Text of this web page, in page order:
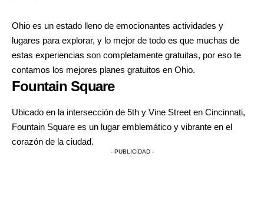
Ohio es un estado lleno de emocionantes actividades y
lugares para explorar, y lo mejor de todo es que muchas de
estas experiencias son completamente gratuitas, por eso te
contamos los mejores planes gratuitos en Ohio.
Fountain Square
Ubicado en la intersección de 5th y Vine Street en Cincinnati,
Fountain Square es un lugar emblemático y vibrante en el
corazón de la ciudad.
- PUBLICIDAD -